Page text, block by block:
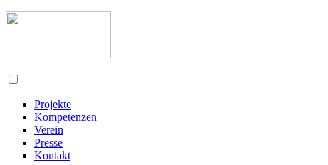
Projekte
Kompetenzen
Verein
Presse
Kontakt